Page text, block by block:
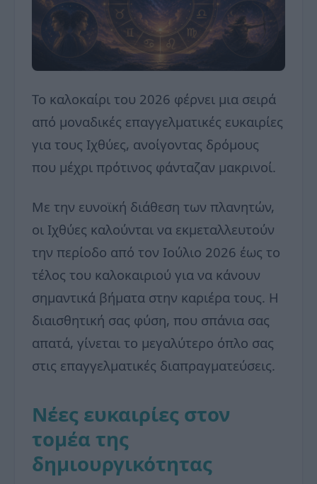
Το καλοκαίρι του 2026 φέρνει μια σειρά
από μοναδικές επαγγελματικές ευκαιρίες
για τους Ιχθύες, ανοίγοντας δρόμους
που μέχρι πρότινος φάνταζαν μακρινοί.
Με την ευνοϊκή διάθεση των πλανητών,
οι Ιχθύες καλούνται να εκμεταλλευτούν
την περίοδο από τον Ιούλιο 2026 έως το
τέλος του καλοκαιριού για να κάνουν
σημαντικά βήματα στην καριέρα τους. Η
διαισθητική σας φύση, που σπάνια σας
απατά, γίνεται το μεγαλύτερο όπλο σας
στις επαγγελματικές διαπραγματεύσεις.
Νέες ευκαιρίες στον
τομέα της
δημιουργικότητας